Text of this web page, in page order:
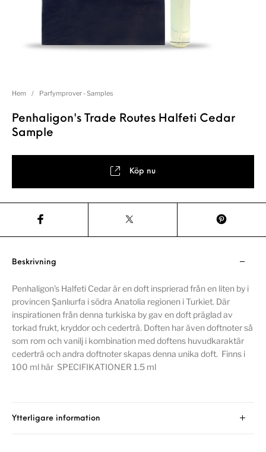
Hem / Parfymprover - Samples
Penhaligon's Trade Routes Halfeti Cedar
Sample
Köp nu
Beskrivning
Penhaligon's Halfeti Cedar är en doft insprierad från en liten by i
provincen Şanlıurfa i södra Anatolia regionen i Turkiet. Där
inspirationen från denna turkiska by gav en doft präglad av
torkad frukt, kryddor och cederträ. Doften har även doftnoter så
som rom och vanilj i kombination med doftens huvudkaraktär
cederträ och andra doftnoter skapas denna unika doft. Finns i
100 ml här SPECIFIKATIONER 1.5 ml
Ytterligare information